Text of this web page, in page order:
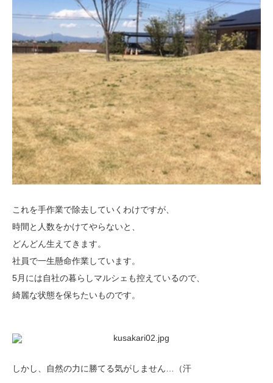
これを手作業で除去していくわけですが、
時間と人数をかけてやらないと、
どんどん生えてきます。
社員で一生懸命作業しています。
5月には自社の暮らしマルシェも控えているので、
綺麗な状態を保ちたいものです。
しかし、自然の力に勝てる気がしません…（汗